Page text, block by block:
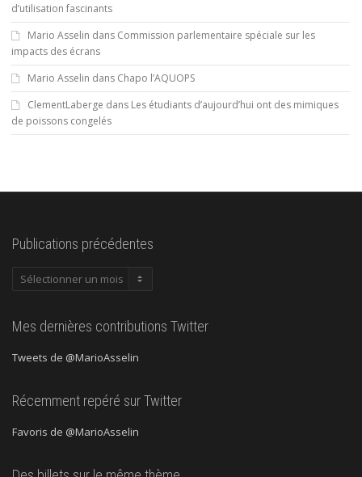
d’utilisation fascinants
Mario Asselin dans Commission parlementaire spéciale sur les
impacts des écrans
Mario Asselin dans Chapo l’AQUOPS
ClementLaberge dans Les étudiants d’aujourd’hui ont des mimiques
de poissons congelés
Publications précédentes
Publications
Mes dernières contributions Twitter
Tweets de @MarioAsselin
Récemment repéré sur Twitter
Favoris de @MarioAsselin